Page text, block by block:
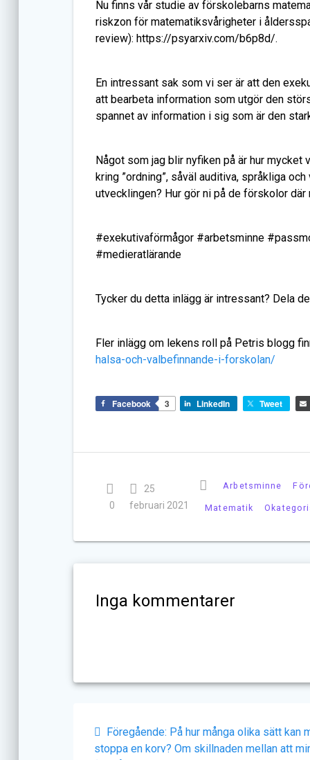
Nu finns vår studie av förskolebarns
riskzon för matematiksvårigheter i
review): https://psyarxiv.com/b6p8d/.
En intressant sak som vi ser är att den
att bearbeta information som utgör den
spannet av information i sig som är den
Något som jag blir nyfiken på är hur mycket
kring ”ordning”, såväl auditiva, språkliga
utvecklingen? Hur gör ni på de förskolor
#exekutivaförmågor #arbetsminne
#medieratlärande
Tycker du detta inlägg är intressant? Dela
Fler inlägg om lekens roll på Petris blogg
halsa-och-valbefinnande-i-forskolan/
Facebook 3 LinkedIn Tweet
0
25
februari 2021
Arbetsminne
Matematik
Inga kommentarer
Inläggsnavigering
Föregående: Föregående
inlägg:
På hur många olika sätt kan
stoppa en korv? Om skillnaden mellan att